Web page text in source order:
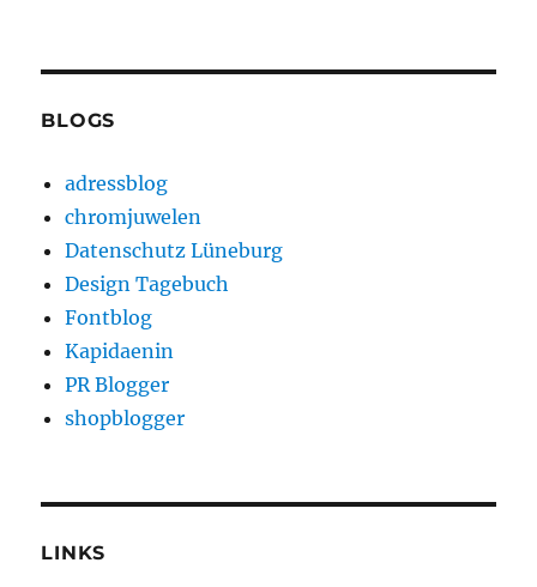
BLOGS
adressblog
chromjuwelen
Datenschutz Lüneburg
Design Tagebuch
Fontblog
Kapidaenin
PR Blogger
shopblogger
LINKS